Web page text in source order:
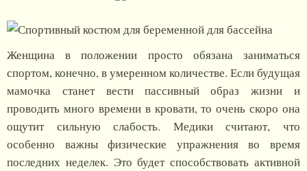
Женщина в положении просто обязана заниматься
спортом, конечно, в умеренном количестве. Если будущая
мамочка станет вести пассивный образ жизни и
проводить много времени в кровати, то очень скоро она
ощутит сильную слабость. Медики считают, что
особенно важны физические упражнения во время
последних неделек. Это будет способствовать активной